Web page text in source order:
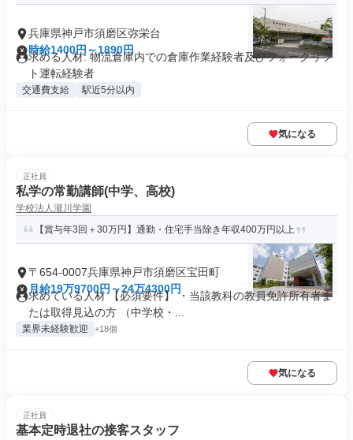
兵庫県神戸市須磨区弥栄台
時給1400円～1890円
求める人材: 物流倉庫内での倉庫作業経験者及びフォークリフ
ト運転経験者
交通費支給 駅近5分以内
気になる
正社員
私学の常勤講師(中学、高校)
学校法人瀧川学園
【賞与年3回＋30万円】通勤・住宅手当除き年収400万円以上
〒654-0007兵庫県神戸市須磨区宝田町
月給19万9700円～24万4300円
求めている人材 【必須要件】 ・当該教科の教員免許所有者ま
たは取得見込の方 （中学校・...
業界未経験歓迎 +18個
気になる
正社員
基本定時退社の接客スタッフ